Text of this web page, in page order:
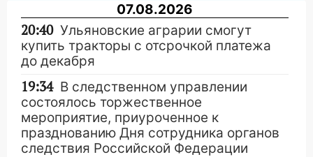
07.08.2026
20:40 Ульяновские аграрии смогут
купить тракторы с отсрочкой платежа
до декабря
19:34 В следственном управлении
состоялось торжественное
мероприятие, приуроченное к
празднованию Дня сотрудника органов
следствия Российской Федерации